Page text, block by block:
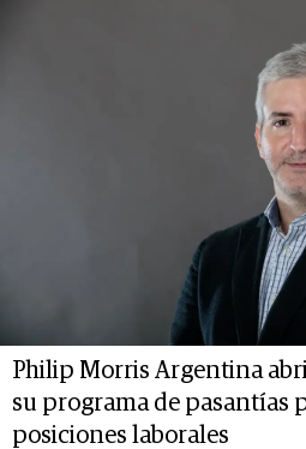
Philip Morris Argentina
su programa de pasantías
posiciones laborales